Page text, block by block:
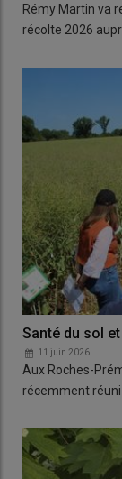
Rémy Martin va
récolte 2026
Santé du sol
11 juin 2026
Aux Roches-
récemment